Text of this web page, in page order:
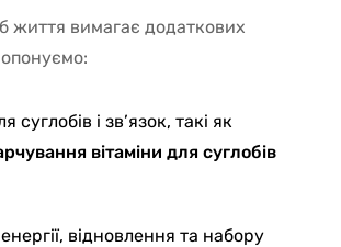
життя вимагає додаткових
суглобів і зв’язок, такі як
вітаміни для суглобів
відновлення та набору